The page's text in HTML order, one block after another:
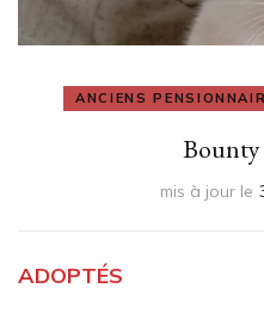
ANCIENS
mis à jour le
ADOPTÉS